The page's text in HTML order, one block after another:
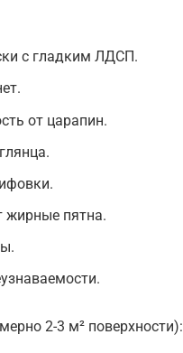
с гладким ЛДСП.
от царапин.
жирные пятна.
2-3 м² поверхности):